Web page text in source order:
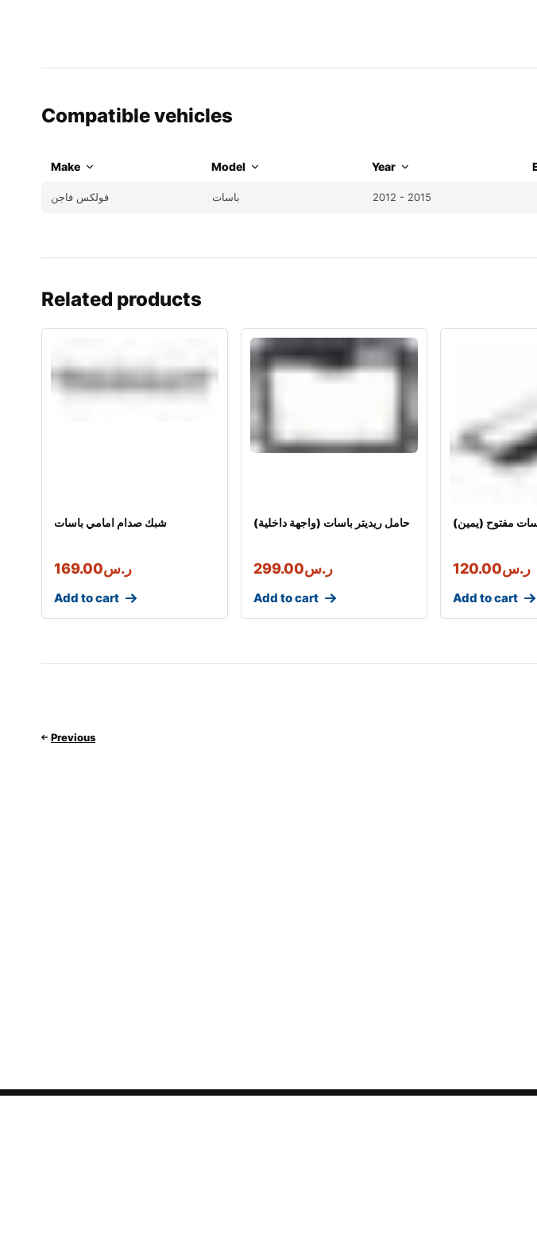
Compatible vehicles
Make Model Year
فولكس فاجن باسات 2012 - 2015
Related products
شبك صدام امامي باسات
ر.س169.00
Add to cart
(حامل ريديتر باسات (واجهة داخلية
ر.س299.00
Add to cart
مفتوح (يمين)
ر.س120.00
Add to cart
Previous